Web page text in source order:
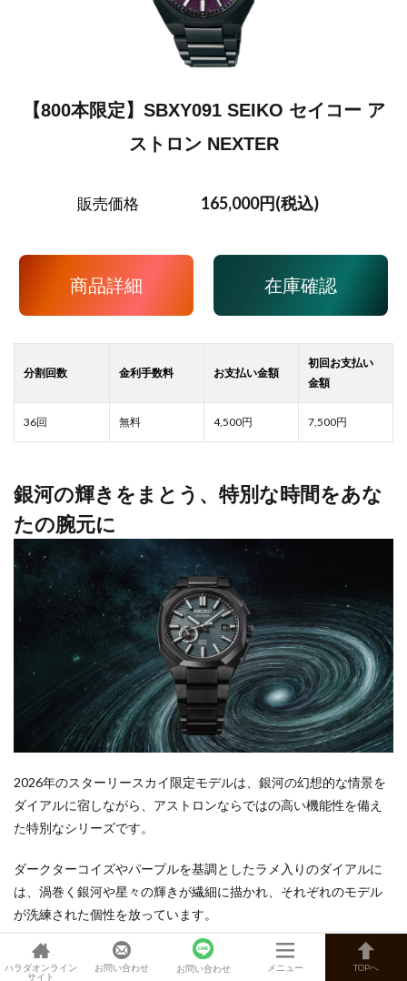
【800本限定】SBXY091 SEIKO セイコー ア
ストロン NEXTER
販売価格 165,000円(税込)
商品詳細 在庫確認
4,500 7,500
銀河の輝きをまとう、特別な時間をあな
たの腕元に
2026年のスターリースカイ限定モデルは、銀河の幻想的な情景を
ダイアルに宿しながら、アストロンならではの高い機能性を備え
た特別なシリーズです。
ダークターコイズやパープルを基調としたラメ入りのダイアルに
は、渦巻く銀河や星々の輝きが繊細に描かれ、それぞれのモデル
が洗練された個性を放っています。
この幻想的なダイアルを際立たせるのが、漆黒の宇宙を思わせる
ハラダオンライン
サイト
お問い合わせ お問い合わせ メニュー TOPへ